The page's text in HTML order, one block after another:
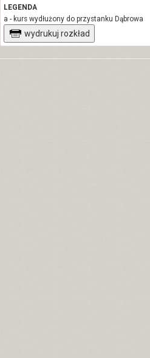
LEGENDA
a - kurs wydłużony do przystanku Dąbrowa
wydrukuj rozkład